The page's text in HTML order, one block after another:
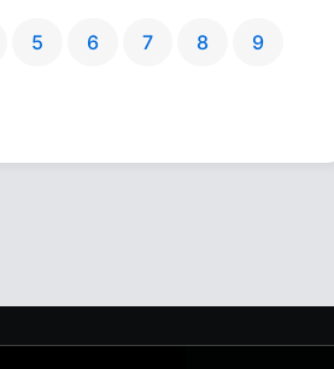
5 6 7 8 9